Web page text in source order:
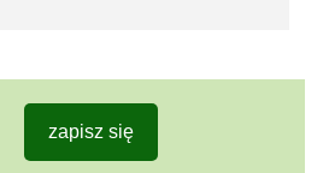
zapisz się